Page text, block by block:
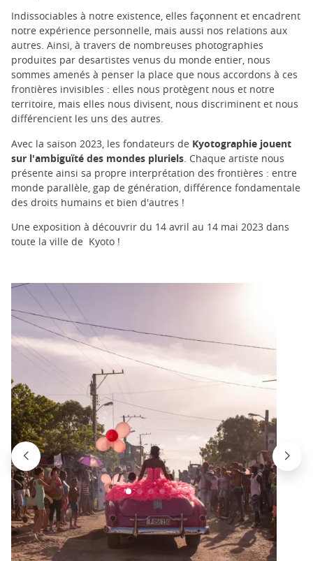
Indissociables à notre existence, elles façonnent et encadrent
notre expérience personnelle, mais aussi nos relations aux
autres. Ainsi, à travers de nombreuses photographies
produites par desartistes venus du monde entier, nous
sommes amenés à penser la place que nous accordons à ces
frontières invisibles : elles nous protègent nous et notre
territoire, mais elles nous divisent, nous discriminent et nous
différencient les uns des autres.
Avec la saison 2023, les fondateurs de Kyotographie jouent
sur l'ambiguïté des mondes pluriels . Chaque artiste nous
présente ainsi sa propre interprétation des frontières : entre
monde parallèle, gap de génération, différence fondamentale
des droits humains et bien d'autres !
Une exposition à découvrir du 14 avril au 14 mai 2023 dans
toute la ville de Kyoto !